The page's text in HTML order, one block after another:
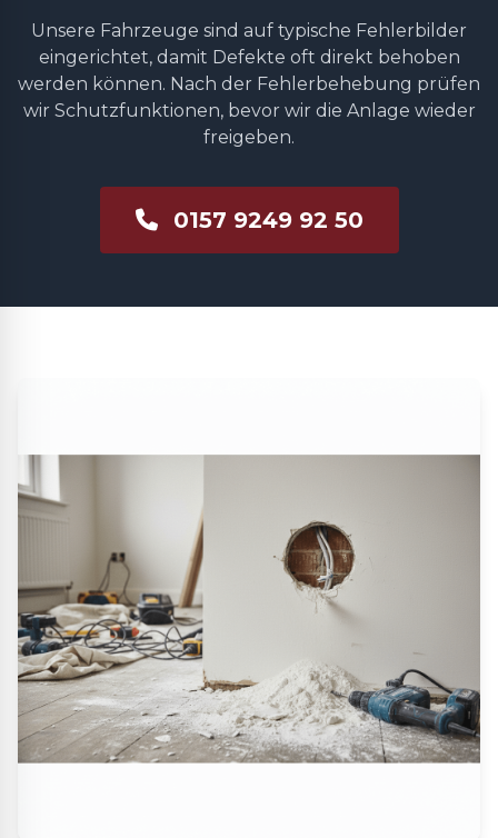
Unsere Fahrzeuge sind auf typische Fehlerbilder
eingerichtet, damit Defekte oft direkt behoben
werden können. Nach der Fehlerbehebung prüfen
wir Schutzfunktionen, bevor wir die Anlage wieder
freigeben.
0157 9249 92 50